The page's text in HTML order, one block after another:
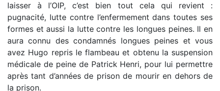
laisser à l’OIP, c’est bien tout cela qui revient :
pugnacité, lutte contre l’enfermement dans toutes ses
formes et aussi la lutte contre les longues peines. Il en
aura connu des condamnés longues peines et vous
avez Hugo repris le flambeau et obtenu la suspension
médicale de peine de Patrick Henri, pour lui permettre
après tant d’années de prison de mourir en dehors de
la prison.